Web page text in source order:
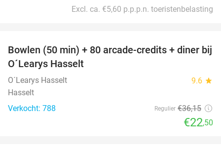
Excl. ca. €5,60 p.p.p.n. toeristenbelasting
38%
Bowlen (50 min) + 80 arcade-credits + diner bij
O´Learys Hasselt
O´Learys Hasselt 9.6 star
Hasselt
Verkocht: 788
Regulier €36,15
€22,50